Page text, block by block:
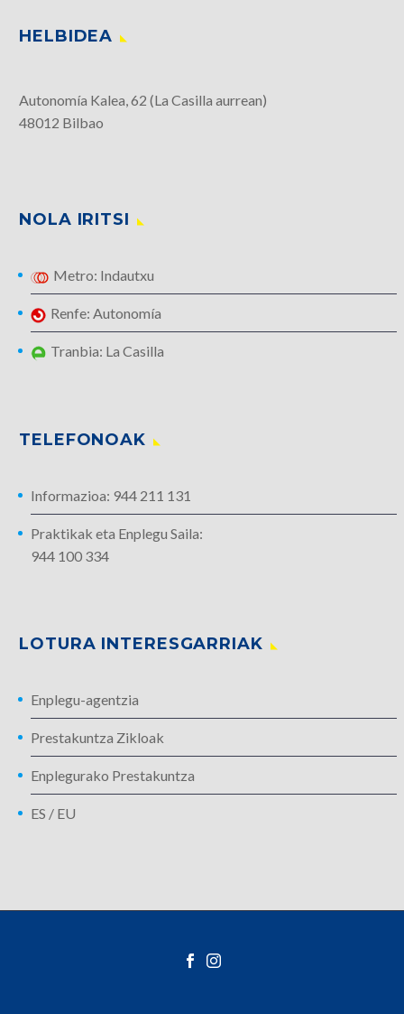
HELBIDEA
Autonomía Kalea, 62 (La Casilla aurrean)
48012 Bilbao
NOLA IRITSI
Metro: Indautxu
Renfe: Autonomía
Tranbia: La Casilla
TELEFONOAK
Informazioa: 944 211 131
Praktikak eta Enplegu Saila:
944 100 334
LOTURA INTERESGARRIAK
Enplegu-agentzia
Prestakuntza Zikloak
Enplegurako Prestakuntza
ES / EU